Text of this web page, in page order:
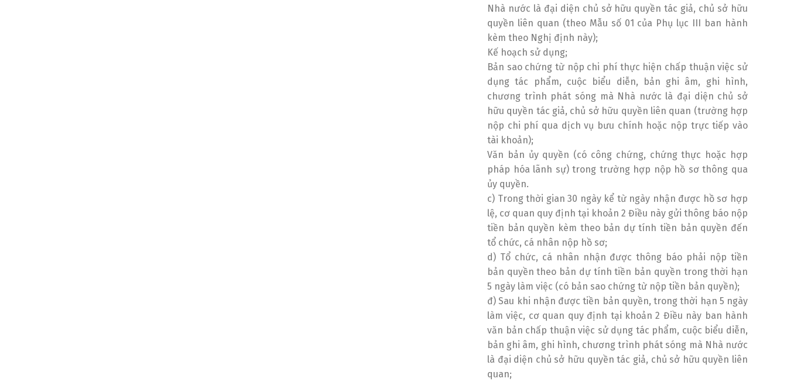
Nhà nước là đại diện chủ sở hữu quyền tác giả, chủ sở hữu
quyền liên quan (theo Mẫu số 01 của Phụ lục III ban hành
kèm theo Nghị định này);
Kế hoạch sử dụng;
Bản sao chứng từ nộp chi phí thực hiện chấp thuận việc sử
dụng tác phẩm, cuộc biểu diễn, bản ghi âm, ghi hình,
chương trình phát sóng mà Nhà nước là đại diện chủ sở
hữu quyền tác giả, chủ sở hữu quyền liên quan (trường hợp
nộp chi phí qua dịch vụ bưu chính hoặc nộp trực tiếp vào
tài khoản);
Văn bản ủy quyền (có công chứng, chứng thực hoặc hợp
pháp hóa lãnh sự) trong trường hợp nộp hồ sơ thông qua
ủy quyền.
c) Trong thời gian 30 ngày kể từ ngày nhận được hồ sơ hợp
lệ, cơ quan quy định tại khoản 2 Điều này gửi thông báo nộp
tiền bản quyền kèm theo bản dự tính tiền bản quyền đến
tổ chức, cá nhân nộp hồ sơ;
d) Tổ chức, cá nhân nhận được thông báo phải nộp tiền
bản quyền theo bản dự tính tiền bản quyền trong thời hạn
5 ngày làm việc (có bản sao chứng từ nộp tiền bản quyền);
đ) Sau khi nhận được tiền bản quyền, trong thời hạn 5 ngày
làm việc, cơ quan quy định tại khoản 2 Điều này ban hành
văn bản chấp thuận việc sử dụng tác phẩm, cuộc biểu diễn,
bản ghi âm, ghi hình, chương trình phát sóng mà Nhà nước
là đại diện chủ sở hữu quyền tác giả, chủ sở hữu quyền liên
quan;